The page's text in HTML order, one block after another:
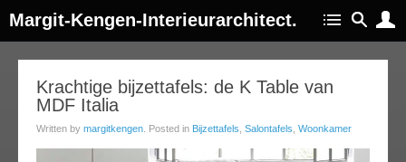
Margit-Kengen-Interieurarchitect.
Krachtige bijzettafels: de K Table van
MDF Italia
Written by margitkengen . Posted in Bijzettafels Salontafels Woonkamer